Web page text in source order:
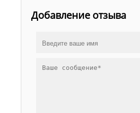
Добавление отзыва